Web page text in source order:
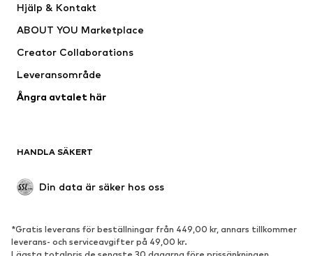
Underkläder
Kostymer & kavajer
Badkläder
Tillfällen
Upcycling
Nytt
Boots & stövlar
Lågskor
SPORT
Hjälp & Kontakt
ABOUT YOU Marketplace
Creator Collaborations
Leveransområde
Ångra avtalet här
HANDLA SÄKERT
Din data är säker hos oss
*Gratis leverans för beställningar från 449,00 kr, annars tillkommer
leverans- och serviceavgifter på 49,00 kr.